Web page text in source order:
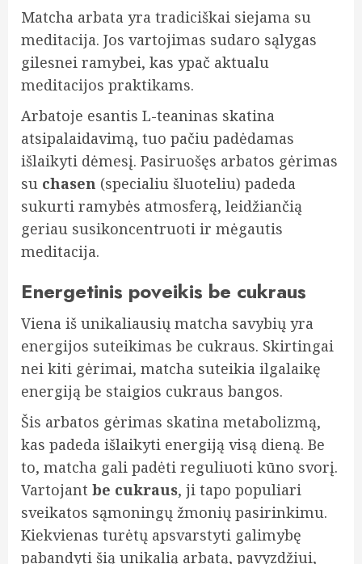
Matcha arbata yra tradiciškai siejama su
meditacija. Jos vartojimas sudaro sąlygas
gilesnei ramybei, kas ypač aktualu
meditacijos praktikams.
Arbatoje esantis L-teaninas skatina
atsipalaidavimą, tuo pačiu padėdamas
išlaikyti dėmesį. Pasiruošęs arbatos gėrimas
su chasen (specialiu šluoteliu) padeda
sukurti ramybės atmosferą, leidžiančią
geriau susikoncentruoti ir mėgautis
meditacija.
Energetinis poveikis be cukraus
Viena iš unikaliausių matcha savybių yra
energijos suteikimas be cukraus. Skirtingai
nei kiti gėrimai, matcha suteikia ilgalaikę
energiją be staigios cukraus bangos.
Šis arbatos gėrimas skatina metabolizmą,
kas padeda išlaikyti energiją visą dieną. Be
to, matcha gali padėti reguliuoti kūno svorį.
Vartojant be cukraus, ji tapo populiari
sveikatos sąmoningų žmonių pasirinkimu.
Kiekvienas turėtų apsvarstyti galimybę
pabandyti šią unikalią arbatą, pavyzdžiui,